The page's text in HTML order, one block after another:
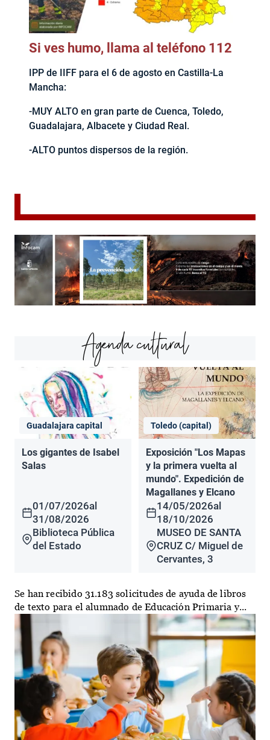
Si ves humo, llama al teléfono 112
IPP de IIFF para el 6 de agosto en Castilla-La
Mancha:
-MUY ALTO en gran parte de Cuenca, Toledo,
Guadalajara, Albacete y Ciudad Real.
-ALTO puntos dispersos de la región.
Agenda cultural
Guadalajara capital
Los gigantes de Isabel
Salas
01/07/2026al
31/08/2026
Biblioteca Pública
del Estado
Toledo (capital)
Exposición "Los Mapas
y la primera vuelta al
mundo". Expedición de
Magallanes y Elcano
14/05/2026al
18/10/2026
MUSEO DE SANTA
CRUZ C/ Miguel de
Cervantes, 3
Se han recibido 31.183 solicitudes de ayuda de libros
de texto para el alumnado de Educación Primaria y...